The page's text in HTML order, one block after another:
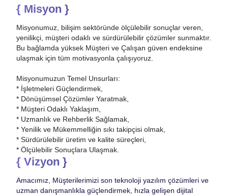
{ Misyon }
Misyonumuz, bilişim sektöründe ölçülebilir sonuçlar veren,
yenilikçi, müşteri odaklı ve sürdürülebilir çözümler sunmaktır.
Bu bağlamda yüksek Müşteri ve Çalışan güven endeksine
ulaşmak için tüm motivasyonla çalışıyoruz.
Misyonumuzun Temel Unsurları:
* İşletmeleri Güçlendirmek,
* Dönüşümsel Çözümler Yaratmak,
* Müşteri Odaklı Yaklaşım,
* Uzmanlık ve Rehberlik Sağlamak,
* Yenilik ve Mükemmelliğin sıkı takipçisi olmak,
* Sürdürülebilir üretim ve kalite süreçleri,
* Ölçülebilir Sonuçlara Ulaşmak.
{ Vizyon }
Amacımız, Müşterilerimizi son teknoloji yazılım çözümleri ve
uzman danışmanlıkla güçlendirmek, hızla gelişen dijital